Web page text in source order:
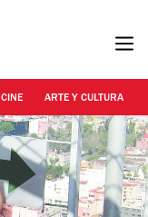
CINE ARTE Y CULTURA